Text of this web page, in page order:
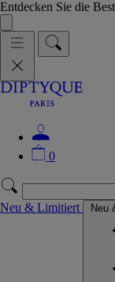
Entdecken Sie die
0
Neu & Limitiert Neu